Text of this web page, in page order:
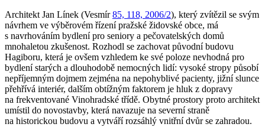
Architekt Jan Línek (Vesmír85, 118, 2006/2), který zvítězil se svým
návrhem ve výběrovém řízení pražské židovské obce, má
s navrhováním bydlení pro seniory a pečovatelských domů
mnohaletou zkušenost. Rozhodl se zachovat původní budovu
Hagiboru, která je ovšem vzhledem ke své poloze nevhodná pro
bydlení starých a dlouhodobě nemocných lidí: vysoké stropy působí
nepříjemným dojmem zejména na nepohyblivé pacienty, jižní slunce
přehřívá interiér, dalším obtížným faktorem je hluk z dopravy
na frekventované Vinohradské třídě. Obytné prostory proto architekt
umístil do novostavby, která navazuje na severní straně
na historickou budovu a vytváří rozsáhlý vnitřní dvůr se zahradou.